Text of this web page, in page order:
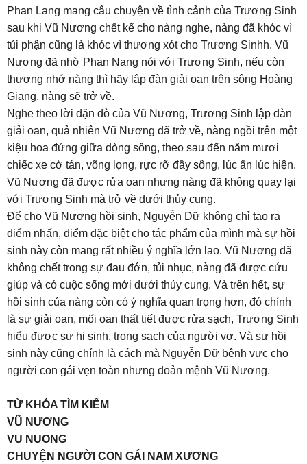
Phan Lang mang câu chuyện về tình cảnh của Trương Sinh
sau khi Vũ Nương chết kể cho nàng nghe, nàng đã khóc vì
tủi phận cũng là khóc vì thương xót cho Trương Sinhh. Vũ
Nương đã nhờ Phan Nang nói với Trương Sinh, nếu còn
thương nhớ nàng thì hãy lập đàn giải oan trên sông Hoàng
Giang, nàng sẽ trở về.
Nghe theo lời dặn dò của Vũ Nương, Trương Sinh lập đàn
giải oan, quả nhiên Vũ Nương đã trở về, nàng ngồi trên một
kiệu hoa đứng giữa dòng sông, theo sau đến năm mươi
chiếc xe cờ tán, võng lọng, rực rỡ đầy sông, lúc ẩn lúc hiện.
Vũ Nương đã được rửa oan nhưng nàng đã không quay lại
với Trương Sinh mà trở về dưới thủy cung.
Để cho Vũ Nương hồi sinh, Nguyễn Dữ không chỉ tạo ra
điểm nhấn, điểm đặc biệt cho tác phẩm của mình mà sự hồi
sinh này còn mang rất nhiều ý nghĩa lớn lao. Vũ Nương đã
không chết trong sự đau đớn, tủi nhục, nàng đã được cứu
giúp và có cuộc sống mới dưới thủy cung. Và trên hết, sự
hồi sinh của nàng còn có ý nghĩa quan trọng hơn, đó chính
là sự giải oan, mối oan thất tiết được rửa sạch, Trương Sinh
hiểu được sự hi sinh, trong sạch của người vợ. Và sự hồi
sinh này cũng chính là cách mà Nguyễn Dữ bênh vực cho
người con gái vẹn toàn nhưng đoản mệnh Vũ Nương.
TỪ KHÓA TÌM KIẾM
VŨ NƯƠNG
VU NUONG
CHUYỆN NGƯỜI CON GÁI NAM XƯƠNG